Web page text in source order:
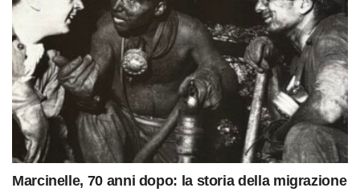
Marcinelle, 70 anni dopo: la storia della migrazione